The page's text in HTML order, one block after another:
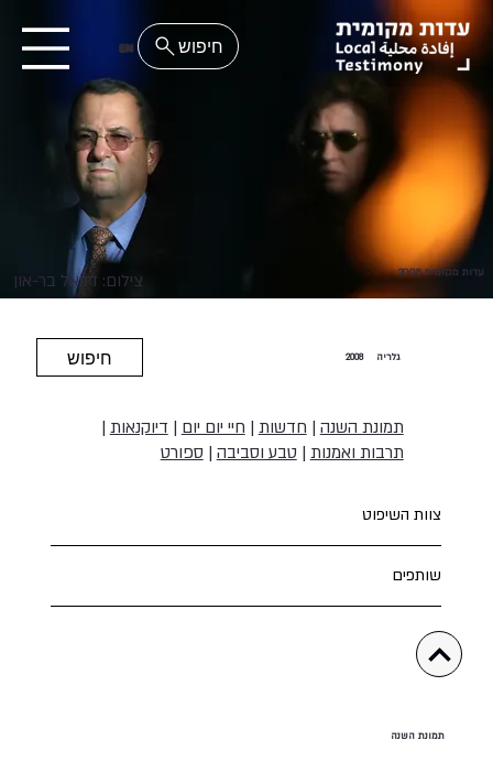
EN
עדות מקומית 2008 צילום: דניאל בר-און
גלריה 2008 חיפוש
תמונת השנה | חדשות | חיי יום יום | דיוקנאות |
תרבות ואמנות | טבע וסביבה | ספורט
צוות השיפוט
שותפים
תמונת השנה